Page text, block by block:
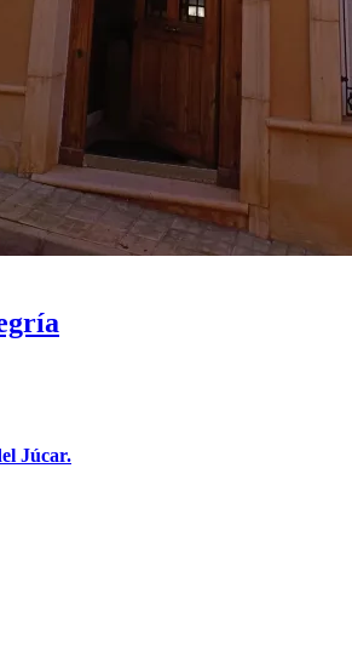
Júcar.